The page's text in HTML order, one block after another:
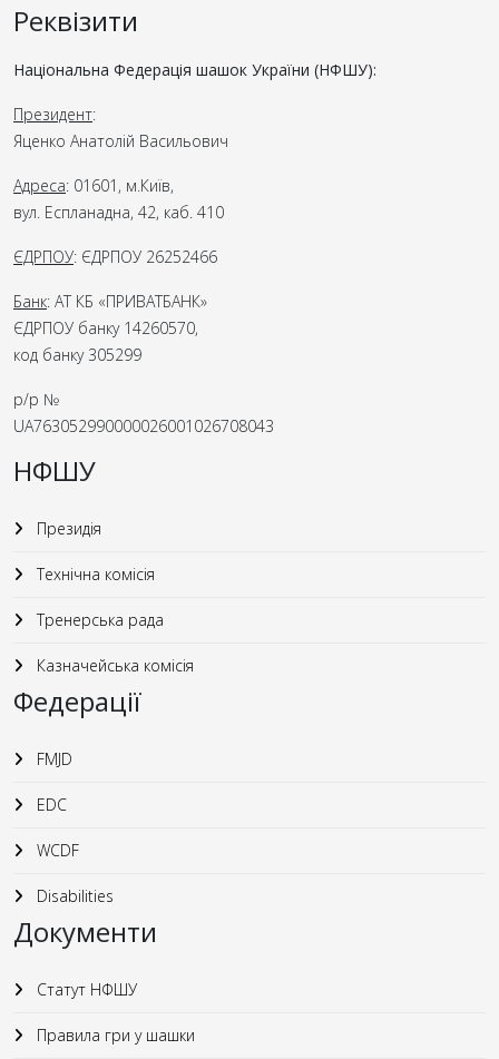
Реквізити
Національна Федерація шашок України (НФШУ):
Президент:
Яценко Анатолій Васильович
Адреса: 01601, м.Київ,
вул. Еспланадна, 42, каб. 410
ЄДРПОУ: ЄДРПОУ 26252466
Банк: АТ КБ «ПРИВАТБАНК»
ЄДРПОУ банку 14260570,
код банку 305299
р/р №
UA763052990000026001026708043
НФШУ
Президія
Технічна комісія
Тренерська рада
Казначейська комісія
Федерації
FMJD
EDC
WCDF
Disabilities
Документи
Статут НФШУ
Правила гри у шашки